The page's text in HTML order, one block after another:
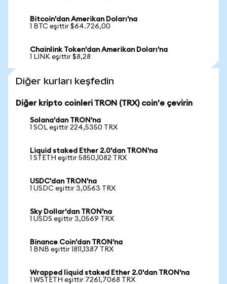
Bitcoin'dan Amerikan Doları'na
1 BTC eşittir $64.726,00
Chainlink Token'dan Amerikan Doları'na
1 LINK eşittir $8,28
Diğer kurları keşfedin
Diğer kripto coinleri TRON (TRX) coin'e çevirin
Solana'dan TRON'na
1 SOL eşittir 224,5350 TRX
Liquid staked Ether 2.0'dan TRON'na
1 STETH eşittir 5850,1082 TRX
USDC'dan TRON'na
1 USDC eşittir 3,0563 TRX
Sky Dollar'dan TRON'na
1 USDS eşittir 3,0569 TRX
Binance Coin'dan TRON'na
1 BNB eşittir 1811,1387 TRX
Wrapped liquid staked Ether 2.0'dan TRON'na
1 WSTETH eşittir 7261,7068 TRX